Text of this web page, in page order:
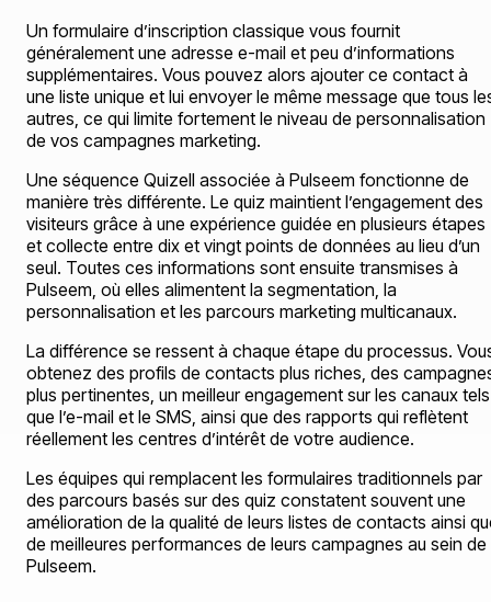
Un formulaire d’inscription classique vous fournit
généralement une adresse e-mail et peu d’informations
supplémentaires. Vous pouvez alors ajouter ce contact à
une liste unique et lui envoyer le même message que tous
autres, ce qui limite fortement le niveau de personnalisation
de vos campagnes marketing.
Une séquence Quizell associée à Pulseem fonctionne de
manière très différente. Le quiz maintient l’engagement des
visiteurs grâce à une expérience guidée en plusieurs étapes
et collecte entre dix et vingt points de données au lieu d’un
seul. Toutes ces informations sont ensuite transmises à
Pulseem, où elles alimentent la segmentation, la
personnalisation et les parcours marketing multicanaux.
La différence se ressent à chaque étape du processus.
obtenez des profils de contacts plus riches, des
plus pertinentes, un meilleur engagement sur les canaux tels
que l’e-mail et le SMS, ainsi que des rapports qui reflètent
réellement les centres d’intérêt de votre audience.
Les équipes qui remplacent les formulaires traditionnels par
des parcours basés sur des quiz constatent souvent une
amélioration de la qualité de leurs listes de contacts ainsi
de meilleures performances de leurs campagnes au sein de
Pulseem.